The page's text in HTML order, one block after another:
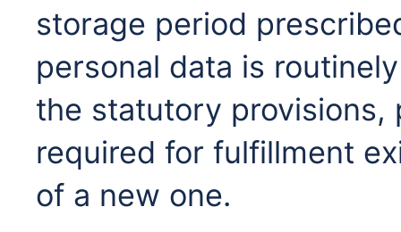
storage period
personal data is
the statutory provisions,
required for fulfillment
of a new one.